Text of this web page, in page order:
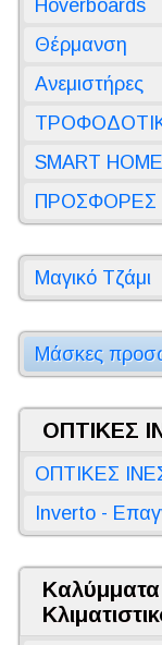
Hoverboards
Θέρμανση
Ανεμιστήρες
SMART HOME
ΠΡΟΣΦΟΡΕΣ
Μαγικό Τζάμι
Μάσκες
ΟΠΤΙΚΕΣ
ΟΠΤΙΚΕΣ
Inverto -